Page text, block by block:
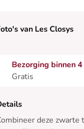
van Les Closys
Bezorging binnen
Gratis
deze